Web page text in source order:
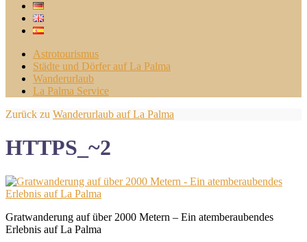
Astrotourismus
Städte und Dörfer auf La Palma
Wanderurlaub
La Palma Service
Zurück zu Wanderurlaub auf La Palma
HTTPS_~2
Gratwanderung auf über 2000 Metern – Ein atemberaubendes
Erlebnis auf La Palma